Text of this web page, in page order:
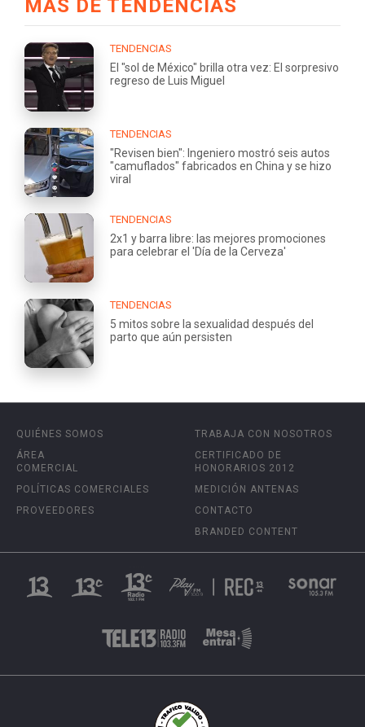
MÁS DE TENDENCIAS
TENDENCIAS
El "sol de México" brilla otra vez: El sorpresivo
regreso de Luis Miguel
TENDENCIAS
"Revisen bien": Ingeniero mostró seis autos
"camuflados" fabricados en China y se hizo
viral
TENDENCIAS
2x1 y barra libre: las mejores promociones
para celebrar el 'Día de la Cerveza'
TENDENCIAS
5 mitos sobre la sexualidad después del
parto que aún persisten
QUIÉNES SOMOS
ÁREA
COMERCIAL
POLÍTICAS COMERCIALES
PROVEEDORES
TRABAJA CON NOSOTROS
CERTIFICADO DE
HONORARIOS 2012
MEDICIÓN ANTENAS
CONTACTO
BRANDED CONTENT